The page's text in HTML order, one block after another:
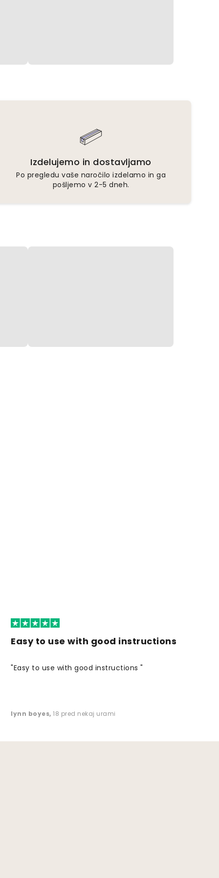
Izdelujemo in dostavljamo
Po pregledu vaše naročilo izdelamo in ga
pošljemo v 2-5 dneh.
Easy to use with good instructions
"Easy to use with good instructions "
lynn boyes, 18 pred nekaj urami